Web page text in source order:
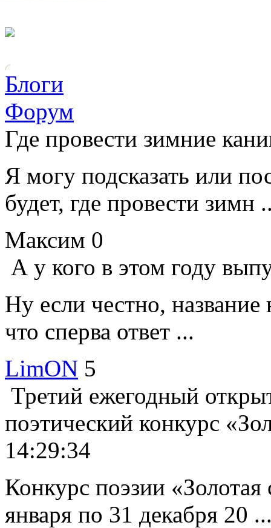
Блоги
Форум
Где провести зимние
Я могу подсказать или
будет, где провести зимн
Максим 0
А у кого в этом году
Ну если честно,
что сперва ответ ...
LimON 5
Третий ежегодный
поэтический конкурс
14:29:34
Конкурс поэзии
января по 31 декабря 20